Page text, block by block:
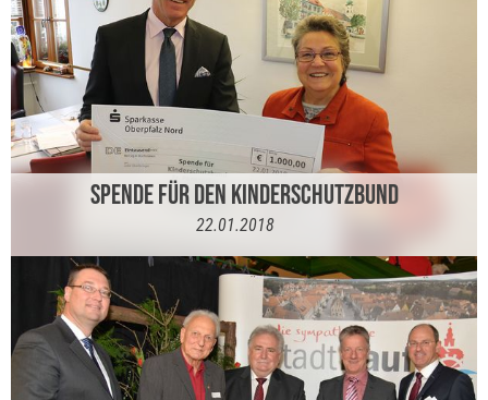
SPENDE FÜR DEN KINDERSCHUTZBUND
22.01.2018